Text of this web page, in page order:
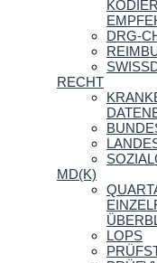
DRG-
RECHT
MD(K)
LOPS